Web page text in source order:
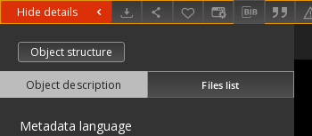
Hide details
Object structure
Object description Files list
Metadata language